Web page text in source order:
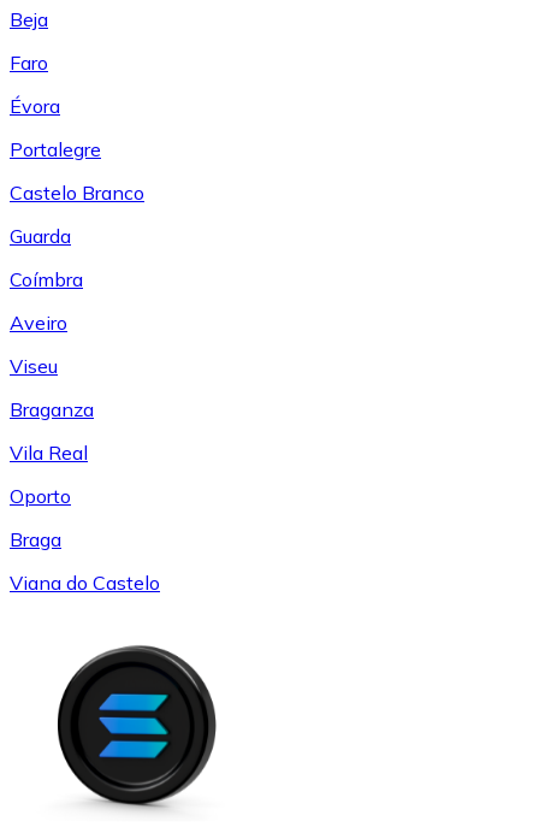
Beja
Faro
Évora
Portalegre
Castelo Branco
Guarda
Coímbra
Aveiro
Viseu
Braganza
Vila Real
Oporto
Braga
Viana do Castelo